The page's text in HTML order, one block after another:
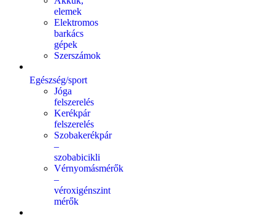
elemek
Elektromos
barkács
gépek
Szerszámok
Egészség/sport
Jóga
felszerelés
Kerékpár
felszerelés
Szobakerékpár
–
szobabicikli
Vérnyomásmérők
–
véroxigénszint
mérők